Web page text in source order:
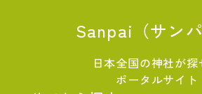
Sanpai（サンパ
日本全国の神社が探
ポータルサイト